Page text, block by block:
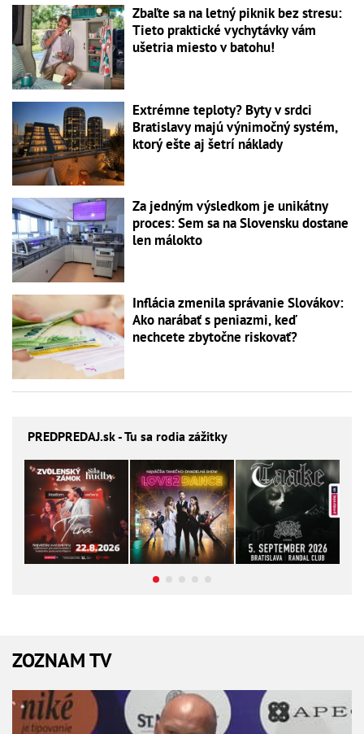
Zbaľte sa na letný piknik bez stresu:
Tieto praktické vychytávky vám
ušetria miesto v batohu!
Extrémne teploty? Byty v srdci
Bratislavy majú výnimočný systém,
ktorý ešte aj šetrí náklady
Za jedným výsledkom je unikátny
proces: Sem sa na Slovensku dostane
len málokto
Inflácia zmenila správanie Slovákov:
Ako narábať s peniazmi, keď
nechcete zbytočne riskovať?
PREDPREDAJ.sk - Tu sa rodia zážitky
ZOZNAM TV